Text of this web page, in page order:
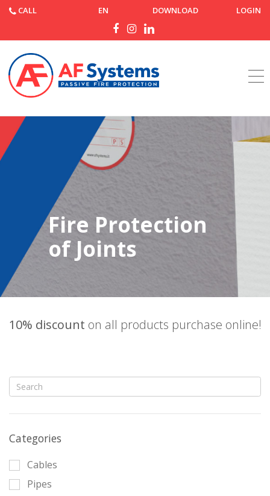
CALL EN DOWNLOAD LOGIN
Home
Fire Protection
of Joints
10% discount on all products purchase online!
Categories
Cables
Pipes